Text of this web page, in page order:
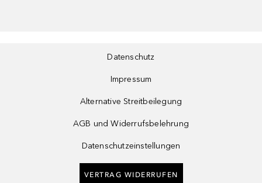
Datenschutz
Impressum
Alternative Streitbeilegung
AGB und Widerrufsbelehrung
Datenschutzeinstellungen
VERTRAG WIDERRUFEN